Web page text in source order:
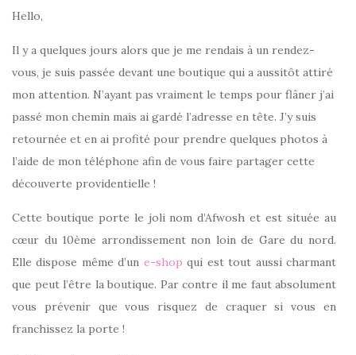
Hello,
Il y a quelques jours alors que je me rendais à un rendez-
vous, je suis passée devant une boutique qui a aussitôt attiré
mon attention. N’ayant pas vraiment le temps pour flâner j’ai
passé mon chemin mais ai gardé l’adresse en tête. J’y suis
retournée et en ai profité pour prendre quelques photos à
l’aide de mon téléphone afin de vous faire partager cette
découverte providentielle !
Cette boutique porte le joli nom d’Afwosh et est située au
cœur du 10ème arrondissement non loin de Gare du nord.
Elle dispose même d’un e-shop qui est tout aussi charmant
que peut l’être la boutique. Par contre il me faut absolument
vous prévenir que vous risquez de craquer si vous en
franchissez la porte !